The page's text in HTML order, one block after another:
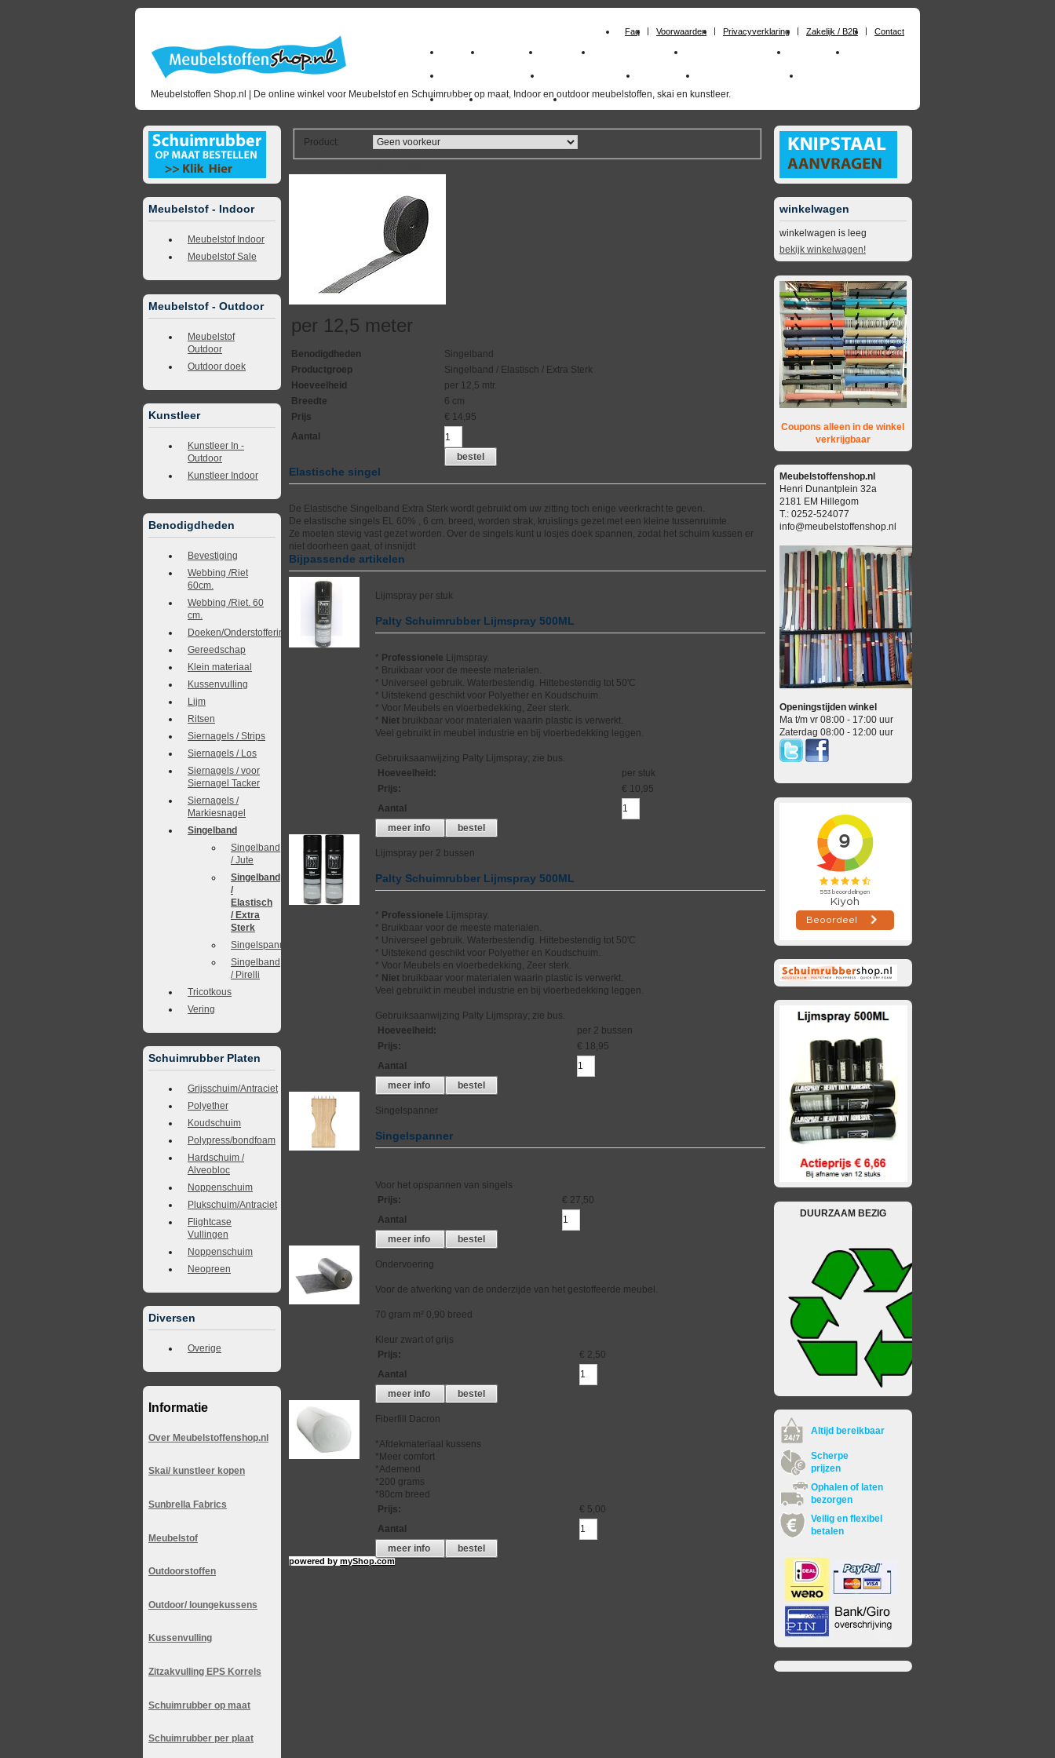
Faq Voorwaarden Privacyverklaring Zakelijk / B2B Contact
Meubelstoffen Shop.nl | De online winkel voor Meubelstof en Schuimrubber op maat, Indoor en outdoor meubelstoffen, skai en kunstleer.
Home Meubelstof Kunstleer Schuimrubberplaten Schuimrubber op maat Materialen
milano_outdoorstoffen skai kunstleer kopen outdoorstof skai_kunstleer outdoor
Outlet Meubelstof indoor duurzaam
Meubelstof - Indoor
Meubelstof Indoor
Meubelstof Sale
Meubelstof - Outdoor
Meubelstof
Outdoor
Outdoor doek
Kunstleer
Kunstleer In -
Outdoor
Kunstleer Indoor
Benodigdheden
Bevestiging
Webbing /Riet
60cm.
Webbing /Riet. 60
cm.
Doeken/Onderstoffering
Gereedschap
Klein materiaal
Kussenvulling
Lijm
Ritsen
Siernagels / Strips
Siernagels / Los
Siernagels / voor
Siernagel Tacker
Siernagels /
Markiesnagel
Singelband
Singelband
/ Jute
Singelband
/
Elastisch
/ Extra
Sterk
Singelspanner
Singelband
/ Pirelli
Tricotkous
Vering
Schuimrubber Platen
Grijsschuim/Antraciet
Polyether
Koudschuim
Polypress/bondfoam
Hardschuim /
Alveobloc
Noppenschuim
Plukschuim/Antraciet
Flightcase
Vullingen
Noppenschuim
Neopreen
Diversen
Overige
Informatie
Over Meubelstoffenshop.nl
Skai/ kunstleer kopen
Sunbrella Fabrics
Meubelstof
Outdoorstoffen
Outdoor/ loungekussens
Kussenvulling
Zitzakvulling EPS Korrels
Schuimrubber op maat
Schuimrubber per plaat
Product:
per 12,5 meter
Benodigdheden
Singelband
Productgroep
Singelband / Elastisch / Extra Sterk
Hoeveelheid
per 12,5 mtr.
Breedte
6 cm
Prijs
€ 14,95
Aantal
bestel
Elastische singel
De Elastische Singelband Extra Sterk wordt gebruikt om uw zitting toch enige veerkracht te geven.
De elastische singels EL 60% , 6 cm. breed, worden strak, kruislings gezet met een kleine tussenruimte.
Ze moeten stevig vast gezet worden. Over de singels kunt u losjes doek spannen, zodat het schuim kussen er
niet doorheen gaat, of insnijdt
Bijpassende artikelen
Lijmspray per stuk
Palty Schuimrubber Lijmspray 500ML
* Professionele Lijmspray.
* Bruikbaar voor de meeste materialen.
* Universeel gebruik. Waterbestendig. Hittebestendig tot 50'C
* Uitstekend geschikt voor Polyether en Koudschuim.
* Voor Meubels en vloerbedekking, Zeer sterk.
* Niet bruikbaar voor materialen waarin plastic is verwerkt.
Veel gebruikt in meubel industrie en bij vloerbedekking leggen.
Gebruiksaanwijzing Palty Lijmspray; zie bus.
Hoeveelheid :
per stuk
Prijs:
€ 10,95
Aantal
meer info
bestel
Lijmspray per 2 bussen
Palty Schuimrubber Lijmspray 500ML
* Professionele Lijmspray.
* Bruikbaar voor de meeste materialen.
* Universeel gebruik. Waterbestendig. Hittebestendig tot 50'C
* Uitstekend geschikt voor Polyether en Koudschuim.
* Voor Meubels en vloerbedekking, Zeer sterk.
* Niet bruikbaar voor materialen waarin plastic is verwerkt.
Veel gebruikt in meubel industrie en bij vloerbedekking leggen.
Gebruiksaanwijzing Palty Lijmspray; zie bus.
Hoeveelheid :
per 2 bussen
Prijs:
€ 18,95
Aantal
meer info
bestel
Singelspanner
Singelspanner
Voor het opspannen van singels
Prijs:
€ 27,50
Aantal
meer info
bestel
Ondervoering
Voor de afwerking van de onderzijde van het gestoffeerde meubel.
70 gram m² 0,90 breed
Kleur zwart of grijs
Prijs:
€ 2,50
Aantal
meer info
bestel
Fiberfill Dacron
*Afdekmateriaal kussens
*Meer comfort
*Ademend
*200 grams
*80cm breed
Prijs:
€ 5,00
Aantal
meer info
bestel
powered bymyShop.com
winkelwagen
winkelwagen is leeg
bekijk winkelwagen!
Coupons alleen in de winkel
verkrijgbaar
Meubelstoffenshop.nl
Henri Dunantplein 32a
2181 EM Hillegom
T.: 0252-524077
info@meubelstoffenshop.nl
Openingstijden winkel
Ma t/m vr 08:00 - 17:00 uur
Zaterdag 08:00 - 12:00 uur
DUURZAAM BEZIG
Altijd bereikbaar
Scherpe
prijzen
Ophalen of laten
bezorgen
Veilig en flexibel
betalen